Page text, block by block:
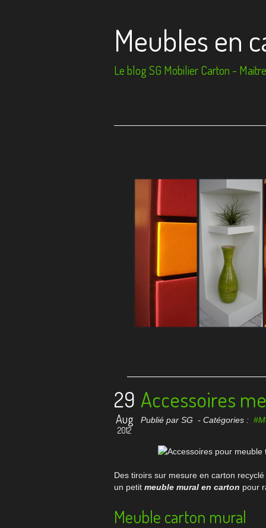
Meubles en
Le blog SG Mobilier Carton -
29
Aug
2012
Accessoires
Publié par SG - Catégories :
Des tiroirs sur mesure en carton
un petit meuble mural en carton pour
Meuble carton mural